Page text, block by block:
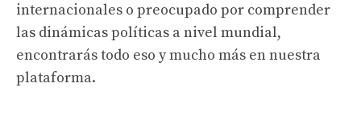
internacionales o preocupado por comprender
las dinámicas políticas a nivel mundial,
encontrarás todo eso y mucho más en nuestra
plataforma.